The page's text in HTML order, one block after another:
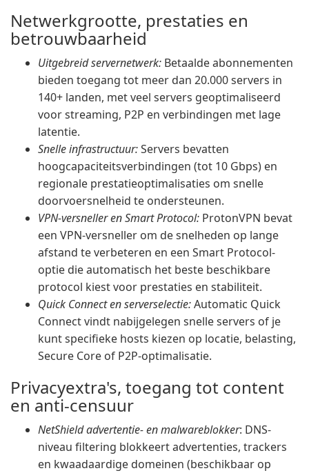
Netwerkgrootte, prestaties en
betrouwbaarheid
Uitgebreid servernetwerk: Betaalde abonnementen
bieden toegang tot meer dan 20.000 servers in
140+ landen, met veel servers geoptimaliseerd
voor streaming, P2P en verbindingen met lage
latentie.
Snelle infrastructuur:Servers bevatten
hoogcapaciteitsverbindingen (tot 10 Gbps) en
regionale prestatieoptimalisaties om snelle
doorvoersnelheid te ondersteunen.
VPN-versneller en Smart Protocol: ProtonVPN bevat
een VPN-versneller om de snelheden op lange
afstand te verbeteren en een Smart Protocol-
optie die automatisch het beste beschikbare
protocol kiest voor prestaties en stabiliteit.
Quick Connect en serverselectie:Automatic Quick
Connect vindt nabijgelegen snelle servers of je
kunt specifieke hosts kiezen op locatie, belasting,
Secure Core of P2P-optimalisatie.
Privacyextra's, toegang tot content
en anti-censuur
NetShield advertentie- en malwareblokker: DNS-
niveau filtering blokkeert advertenties, trackers
en kwaadaardige domeinen (beschikbaar op